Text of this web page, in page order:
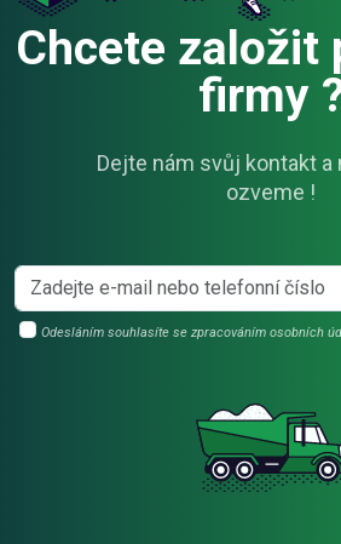
Chcete založit
firmy
Dejte nám svůj kontakt a
ozveme !
Odesláním souhlasíte se zpracováním osobních